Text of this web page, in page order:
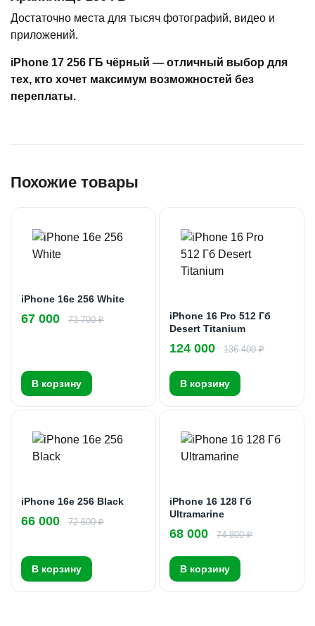
Достаточно места для тысяч фотографий, видео и
приложений.
iPhone 17 256 ГБ чёрный — отличный выбор для
тех, кто хочет максимум возможностей без
переплаты.
Похожие товары
iPhone 16e 256 White
67 000 73 700 ₽
В корзину
iPhone 16 Pro 512 Гб
Desert Titanium
124 000 136 400 ₽
В корзину
iPhone 16e 256 Black
66 000 72 600 ₽
В корзину
iPhone 16 128 Гб
Ultramarine
68 000 74 800 ₽
В корзину